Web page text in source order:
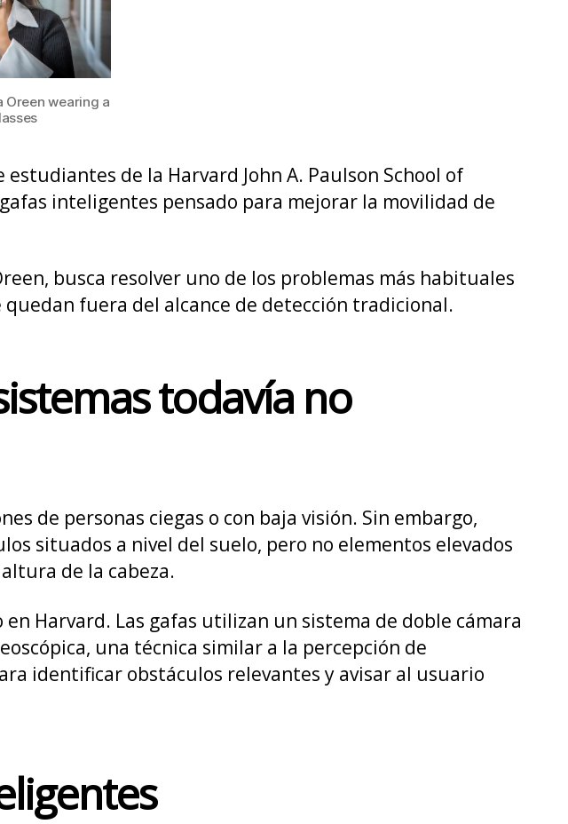
Oreen wearing a
estudiantes de la Harvard John A. Paulson School of
inteligentes pensado para mejorar la movilidad de
, busca resolver uno de los problemas más habituales
fuera del alcance de detección tradicional.
todavía no
de personas ciegas o con baja visión. Sin embargo,
situados a nivel del suelo, pero no elementos elevados
de la cabeza.
Harvard. Las gafas utilizan un sistema de doble cámara
una técnica similar a la percepción de
identificar obstáculos relevantes y avisar al usuario